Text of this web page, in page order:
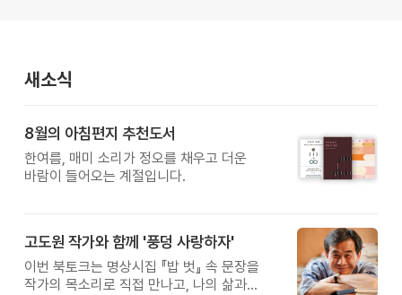
새소식
8월의 아침편지 추천도서
한여름, 매미 소리가 정오를 채우고 더운
바람이 들어오는 계절입니다.
고도원 작가와 함께 '풍덩 사랑하자'
이번 북토크는 명상시집 『밥 벗』 속 문장을
작가의 목소리로 직접 만나고, 나의 삶과